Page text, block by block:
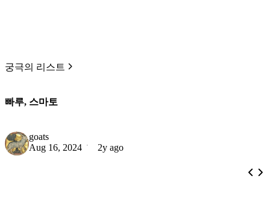
궁극의 리스트
빠루, 스마토
goats
Aug 16, 2024
2y ago